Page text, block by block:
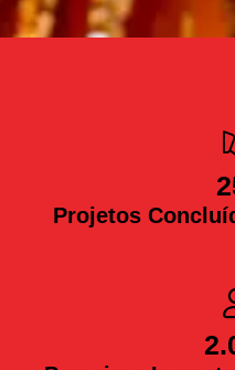
Projetos